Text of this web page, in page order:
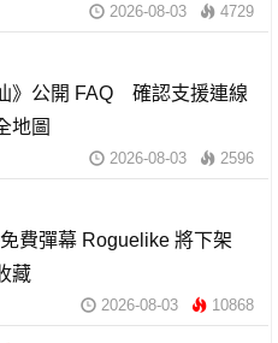
2026-08-03 4729
》公開 FAQ 確認支援連線
地圖
2026-08-03 2596
費彈幕 Roguelike 將下架
藏
2026-08-03 10868